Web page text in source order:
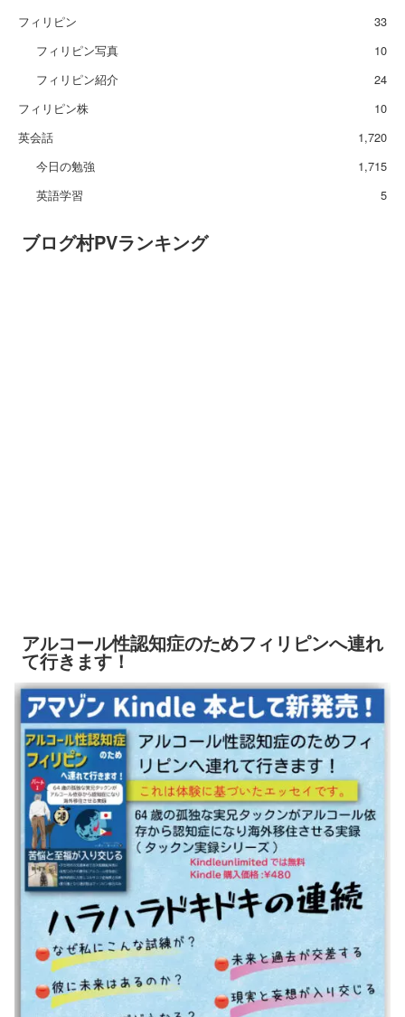
フィリピン
33
フィリピン写真
10
フィリピン紹介
24
フィリピン株
10
英会話
1,720
今日の勉強
1,715
英語学習
5
ブログ村PVランキング
アルコール性認知症のためフィリピンへ連れ
て行きます！